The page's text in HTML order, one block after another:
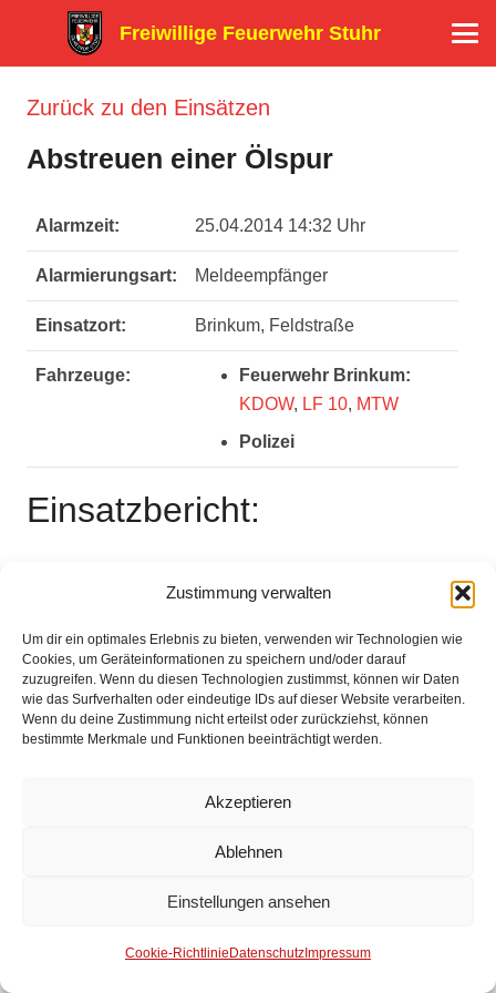
Zustimmung verwalten
Um dir ein optimales Erlebnis zu bieten, verwenden wir Technologien wie
Cookies, um Geräteinformationen zu speichern und/oder darauf
zuzugreifen. Wenn du diesen Technologien zustimmst, können wir Daten
wie das Surfverhalten oder eindeutige IDs auf dieser Website verarbeiten.
Wenn du deine Zustimmung nicht erteilst oder zurückziehst, können
bestimmte Merkmale und Funktionen beeinträchtigt werden.
Akzeptieren
Ablehnen
Einstellungen ansehen
Cookie-Richtlinie Datenschutz Impressum
Freiwillige Feuerwehr Stuhr
Zurück zu den Einsätzen
Abstreuen einer Ölspur
Alarmzeit: 25.04.2014 14:32 Uhr
Alarmierungsart: Meldeempfänger
Einsatzort: Brinkum, Feldstraße
Fahrzeuge:
Feuerwehr Brinkum:
KDOW, LF 10, MTW
Polizei
Einsatzbericht:
Impressum
Datenschutz
Anmelden